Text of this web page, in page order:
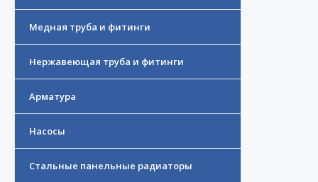
Медная труба и фитинги
Нержавеющая труба и фитинги
Арматура
Насосы
Стальные панельные радиаторы